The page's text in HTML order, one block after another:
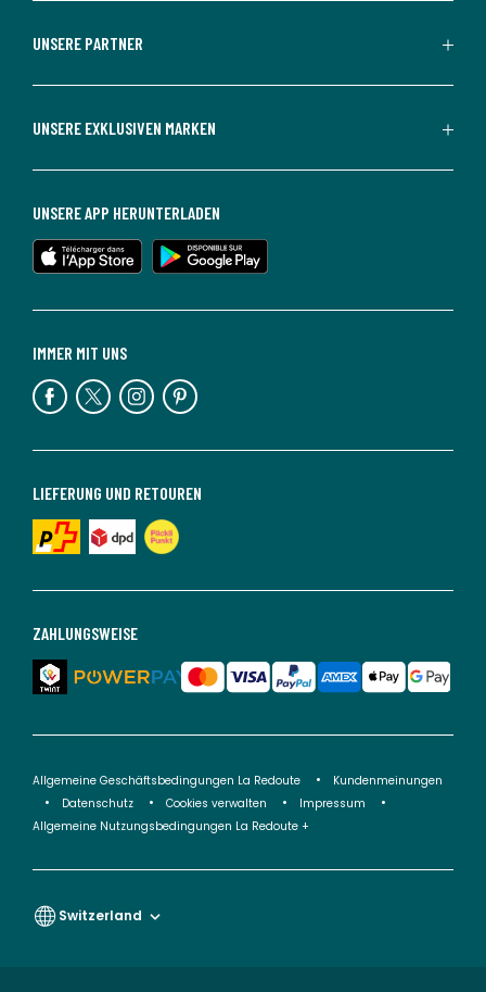
UNSERE PARTNER
UNSERE EXKLUSIVEN MARKEN
ZAHLUNGSWEISE
LIEFERUNG UND RETOUREN
IMMER MIT UNS
UNSERE APP HERUNTERLADEN
Allgemeine Geschäftsbedingungen La Redoute
Kundenmeinungen
Datenschutz
Cookies verwalten
Impressum
Allgemeine Nutzungsbedingungen La Redoute +
Switzerland